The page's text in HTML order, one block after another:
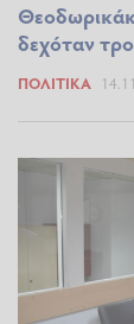
δεχόταν
ΠΟΛΙΤΙΚΆ